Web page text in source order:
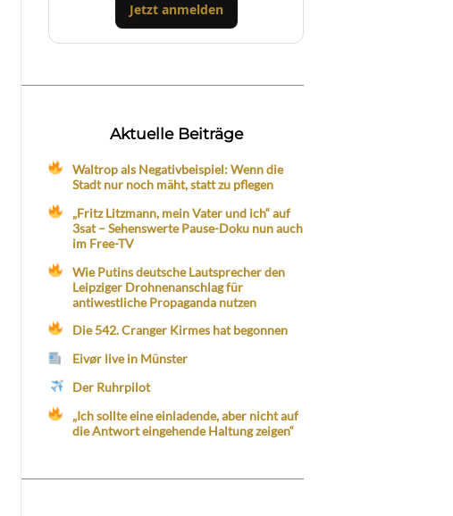
Jetzt anmelden
Aktuelle Beiträge
Waltrop als Negativbeispiel: Wenn die
Stadt nur noch mäht, statt zu pflegen
„Fritz Litzmann, mein Vater und ich“ auf
3sat – Sehenswerte Pause-Doku nun auch
im Free-TV
Wie Putins deutsche Lautsprecher den
Leipziger Drohnenanschlag für
antiwestliche Propaganda nutzen
Die 542. Cranger Kirmes hat begonnen
Eivør live in Münster
Der Ruhrpilot
„Ich sollte eine einladende, aber nicht auf
die Antwort eingehende Haltung zeigen“